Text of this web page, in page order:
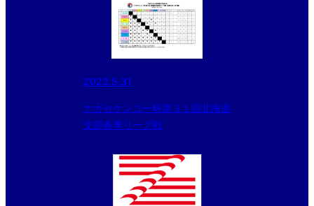
2022.5.31
ナガセケンコー杯第３１回北海道
支部春季リーグ戦